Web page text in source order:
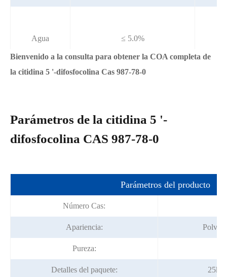
Agua ≤ 5.0%
Bienvenido a la consulta para obtener la COA completa de
la citidina 5 '-difosfocolina Cas 987-78-0
Parámetros de la citidina 5 '-
difosfocolina CAS 987-78-0
Parámetros del producto
Número Cas:
Apariencia: Polvo
Pureza:
Detalles del paquete: